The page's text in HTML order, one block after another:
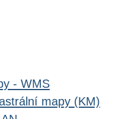
- WMS
mapy (KM)